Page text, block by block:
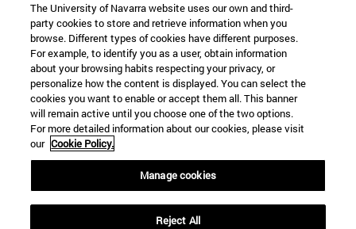
© Universidad de Navarra
Información legal
Términos y condiciones
Accesibilidad
Configuración de cookies
Localizador de campus
The University of Navarra website uses our own and third-
party cookies to store and retrieve information when you
browse. Different types of cookies have different purposes.
For example, to identify you as a user, obtain information
about your browsing habits respecting your privacy, or
personalize how the content is displayed. You can select the
cookies you want to enable or accept them all. This banner
will remain active until you choose one of the two options.
For more detailed information about our cookies, please visit
our Cookie Policy.
Manage cookies
Reject All